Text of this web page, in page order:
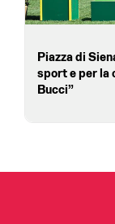
Piazza di
sport e per la
Bucci”